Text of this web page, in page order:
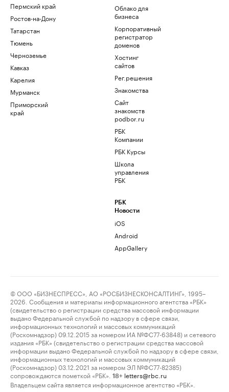
Пермский край
Ростов-на-Дону
Татарстан
Тюмень
Черноземье
Кавказ
Карелия
Мурманск
Приморский
край
Облако для
бизнеса
Корпоративный
регистратор
доменов
Хостинг
сайтов
Рег.решения
Знакомства
Сайт
знакомств
podbor.ru
РБК
Компании
РБК Курсы
Школа
управления
РБК
РБК
Новости
iOS
Android
AppGallery
© ООО «БИЗНЕСПРЕСС», АО «РОСБИЗНЕСКОНСАЛТИНГ», 1995–
2026. Сообщения и материалы информационного агентства «РБК»
(свидетельство о регистрации средства массовой информации
выдано Федеральной службой по надзору в сфере связи,
информационных технологий и массовых коммуникаций
(Роскомнадзор) 09.12.2015 за номером ИА №ФС77-63848) и сетевого
издания «РБК» (свидетельство о регистрации средства массовой
информации выдано Федеральной службой по надзору в сфере связи,
информационных технологий и массовых коммуникаций
(Роскомнадзор) 03.12.2021 за номером ЭЛ №ФС77-82385)
сопровождаются пометкой «РБК».
18+ letters@rbc.ru
Владельцем сайта является информационное агентство «РБК».